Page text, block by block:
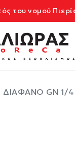
του νομού
ΔΙΑΦΑΝΟ GN 1/4